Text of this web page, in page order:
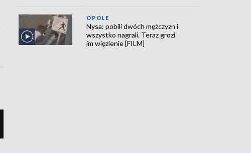
OPOLE
Nysa: pobili dwóch mężczyzn i
wszystko nagrali. Teraz grozi
im więzienie [FILM]